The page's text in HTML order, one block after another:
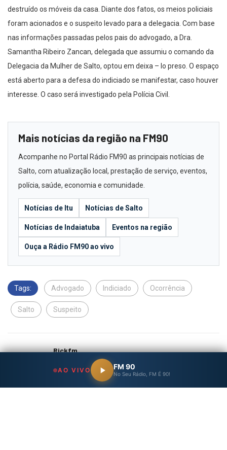
destruído os móveis da casa. Diante dos fatos, os meios policiais
foram acionados e o suspeito levado para a delegacia. Com base
nas informações passadas pelos pais do advogado, a Dra.
Samantha Ribeiro Zancan, delegada que assumiu o comando da
Delegacia da Mulher de Salto, optou em deixa – lo preso. O espaço
está aberto para a defesa do indiciado se manifestar, caso houver
interesse. O caso será investigado pela Polícia Civil.
Mais notícias da região na FM90
Acompanhe no Portal Rádio FM90 as principais notícias de
Salto, com atualização local, prestação de serviço, eventos,
polícia, saúde, economia e comunidade.
Notícias de Itu Notícias de Salto
Notícias de Indaiatuba Eventos na região
Ouça a Rádio FM90 ao vivo
Tags: Advogado Indiciado Ocorrência
Salto Suspeito
Rickfm
AO VIVO FM 90
No Seu Rádio, FM É 90!